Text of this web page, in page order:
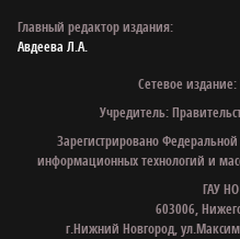
Главный редактор издания:
Авдеева Л.А.
Сетевое издание:
Учредитель:
Зарегистрировано
информационных технологий и
ГАУ
603006,
г.Нижний Новгород,